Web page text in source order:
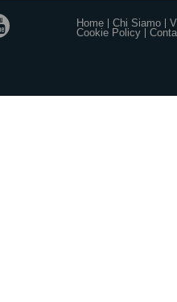
Home Chi Siamo
Cookie Policy